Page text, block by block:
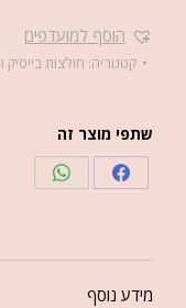
הוסף למועדפים
קטגוריה: חולצות בייסיק
שתפי מוצר זה
מידע נוסף